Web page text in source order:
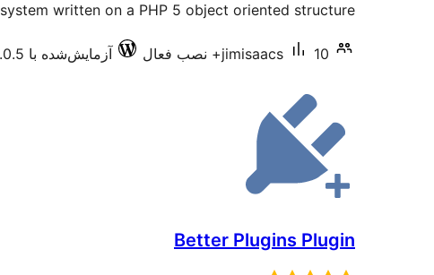
system written on a PHP 5 object oriented structure.
jimisaacs 10+ نصب فعال آزمایش‌شده با 3.0.5
Better Plugins Plugin